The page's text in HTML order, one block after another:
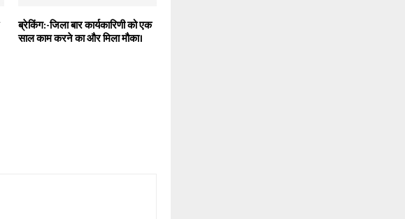
ब्रेकिंग:-जिला बार कार्यकारिणी को एक
साल काम करने का और मिला मौका।